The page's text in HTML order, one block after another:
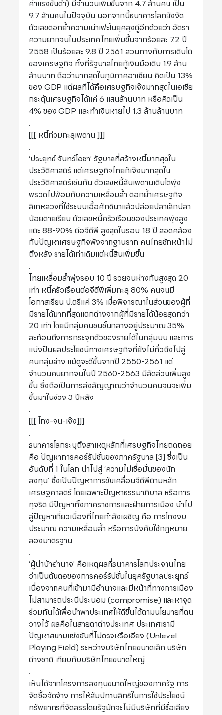
ค่าแรงขั้นต่ำ) มีจำนวนเพิ่มขึ้นจาก 4.7 ล้านคน เป็น
9.7 ล้านคนในปัจจุบัน นอกจากนี้ธนาคารโลกยังงัด
ตัวเลขตอกย้ำความเน่าเฟะในยุคลุงตู่อีกด้วยว่า อัตรา
ความยากจนในประเทศไทยเพิ่มขึ้นจากร้อยละ 7.2 ปี
2558 เป็นร้อยละ 9.8 ปี 2561 สวนทางกับการเติบโต
ของเศรษฐกิจ ทั้งที่รัฐบาลไทยกู้เงินมือเติบ 1.9 ล้าน
ล้านบาท ถือว่ามากสุดในภูมิภาคอาเซียน คิดเป็น 13%
ของ GDP แต่ผลทีได้คือเศรษฐกิจเจ๊งมากสุดในเอเชีย
กระตุ้นเศรษฐกิจได้แค่ 6 แสนล้านบาท หรือคิดเป็น
4% ของ GDP และทำเงินหายไป 1.3 ล้านล้านบาท
.
[[[ หนี้ท่วมทะลุเพดาน ]]]
.
‘ประยุทธ์ จันทร์โอชา’ รัฐบาลที่สร้างหนี้มากสุดใน
ประวัติศาสตร์ แต่เศรษฐกิจไทยก็เจ๊งมากสุดใน
ประวัติศาสตร์เช่นกัน ตัวเลขหนี้ล้นเพดานเติบโตพุ่ง
พรวดไปพ้อมกับความเหลื่อมล้ำ ตอกย้ำเศรษฐกิจ
ลิเกหลวงที่ใช้ระบบเอื้อศักดินาแล้วปล่อยปลาเล็กปลา
น้อยตายเรียบ ตัวเลขหนี้ครัวเรือนของประเทศพุ่งสูง
แตะ 88-90% ต่อจีดีพี สูงสุดในรอบ 18 ปี สอดคล้อง
กับปัญหาเศรษฐกิจพังจากฐานราก คนไทยชักหน้าไม่
ถึงหลัง รายได้เท่าเดิมแต่หนี้สินเพิ่มขึ้น
.
ไทยเหลื่อมล้ำพุ่งรอบ 10 ปี รวยจนห่างกันสูงสุด 20
เท่า หนี้ครัวเรือนต่อจีดีพีเพิ่มทะลุ 80% คนจนมี
โอกาสเรียน ป.ตรีแค่ 3% เมื่อพิจารณาในส่วนของผู้ที่
มีรายได้มากที่สุดแตกต่างจากผู้ที่มีรายได้น้อยสุดกว่า
20 เท่า โดยมีกลุ่มคนชนชั้นกลางอยู่ประมาณ 35%
สะท้อนถึงการกระจุกตัวของรายได้ในกลุ่มบน และการ
แบ่งปันผลประโยชน์ทางเศรษฐกิจที่ยังไม่ทั่วถึงไปสู่
คนกลุ่มล่าง แม้ดูจะดีขึ้นจากปี 2550-2561 แต่
จำนวนคนยากจนในปี 2560-2563 มีสัดส่วนเพิ่มสูง
ขึ้น ซึ่งถือเป็นการส่งสัญญาณว่าจำนวนคนจนจะเพิ่ม
ขึ้นมาในช่วง 3 ปีหลัง
.
[[[ โกง-จน-เจ๊ง]]]
.
ธนาคารโลกระบุถึงสาเหตุหลักที่เศรษฐกิจไทยถดถอย
คือ ปัญหาการคอร์รัปชั่นของภาครัฐบาล [3] ซึ่งเป็น
อันดับที่ 1 ในโลก นำไปสู่ ‘ความไม่เชื่อมั่นของนัก
ลงทุน’ ซึ่งเป็นปัญหาการขับเคลื่อนจีดีพีตามหลัก
เศรษฐศาสตร์ โดยเฉพาะปัญหาธรรมาภิบาล หรือการ
ทุจริต มีปัญหาทั้งภาคราชการและฝ่ายการเมือง นำไป
สู่ปัญหาเกี่ยวเนื่องที่ไทยกำลังเผชิญ คือ การโกงงบ
ประมาณ ความเหลื่อมล้ำ หรือการบังคับใช้กฎหมาย
สองมาตรฐาน
.
‘ผู้นำบ้าอำนาจ’ คือเหตุผลที่ธนาคารโลกประจานไทย
ว่าเป็นต้นตอของการคอร์รัปชั่นในยุครัฐบาลประยุทธ์
เนื่องจากคนที่เข้ามามีอำนาจและมีหน้าที่ทางการเมือง
ไม่สามารถประนีประนอม (compromise) และหาจุด
ร่วมกันได้เพื่อนำพาประเทศให้ดีขึ้นได้ตามนโยบายที่ตน
วางไว้ ผลคือในสายตาต่างประเทศ ประเทศเรามี
ปัญหาสนามแข่งขันที่ไม่ตรงหรือเอียง (Unlevel
Playing Field) ระหว่างบริษัทไทยขนาดเล็ก บริษัท
ต่างชาติ เทียบกับบริษัทไทยขนาดใหญ่
.
เห็นได้จากโครงการลงทุนขนาดใหญ่ของภาครัฐ การ
จัดซื้อจัดจ้าง การให้สัมปทานสิทธิในการใช้ประโยชน์
ทรัพยากรที่จัดสรรโดยรัฐมักจะไม่มีบริษัทที่มีชื่อเสียง